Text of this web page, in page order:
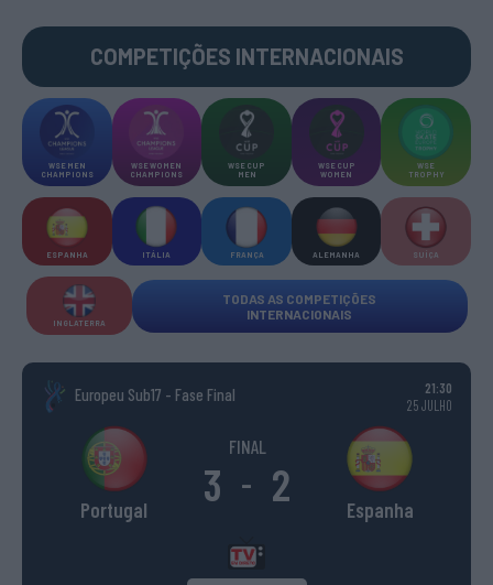
COMPETIÇÕES INTERNACIONAIS
WSE MEN
CHAMPIONS
WSE WOMEN
CHAMPIONS
WSE CUP
MEN
WSE CUP
WOMEN
WSE
TROPHY
ESPANHA ITÁLIA FRANÇA ALEMANHA SUÍÇA
INGLATERRA
TODAS AS COMPETIÇÕES
INTERNACIONAIS
Europeu Sub17 - Fase Final
21:30
25 JULHO
Portugal
FINAL
3 - 2 Espanha